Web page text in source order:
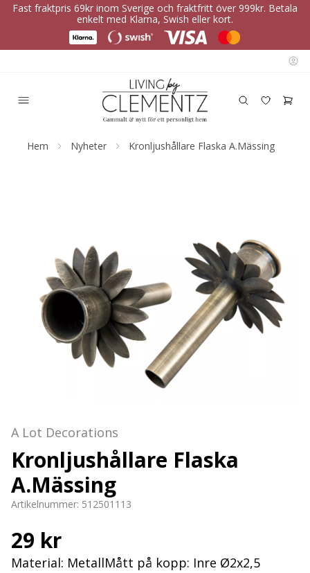
Fast fraktpris 69kr inom Sverige och fraktfritt över 999kr. Betala
enkelt med Klarna, Swish eller kort.
Hem Nyheter Kronljushållare Flaska A.Mässing
A Lot Decorations
Kronljushållare Flaska
A.Mässing
Artikelnummer: 512501113
29 kr
Material: MetallMått på kopp: Inre Ø2x2,5